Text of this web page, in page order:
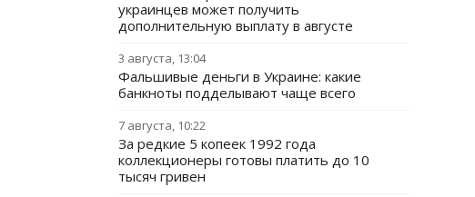
украинцев может получить
дополнительную выплату в августе
3 августа, 13:04
Фальшивые деньги в Украине: какие
банкноты подделывают чаще всего
7 августа, 10:22
За редкие 5 копеек 1992 года
коллекционеры готовы платить до 10
тысяч гривен